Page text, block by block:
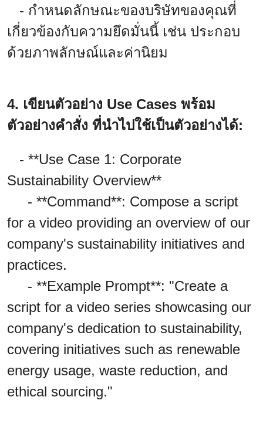
- กำหนดลักษณะของบริษัทของคุณที่
เกี่ยวข้องกับความยึดมั่นนี้ เช่น ประกอบ
ด้วยภาพลักษณ์และค่านิยม
4. เขียนตัวอย่าง Use Cases พร้อม
ตัวอย่างคำสั่ง ที่นำไปใช้เป็นตัวอย่างได้:
- **Use Case 1: Corporate
Sustainability Overview**
- **Command**: Compose a script
for a video providing an overview of our
company's sustainability initiatives and
practices.
- **Example Prompt**: "Create a
script for a video series showcasing our
company's dedication to sustainability,
covering initiatives such as renewable
energy usage, waste reduction, and
ethical sourcing."